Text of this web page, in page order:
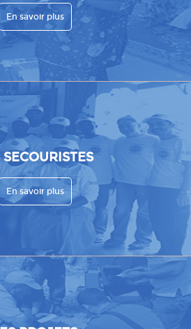
En savoir plus
SECOURISTES
En savoir plus